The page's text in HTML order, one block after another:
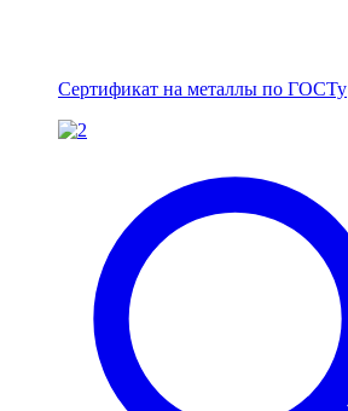
Сертификат на металлы по ГОСТу